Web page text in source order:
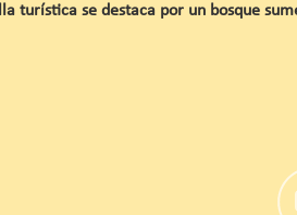
turística se destaca por un bosque